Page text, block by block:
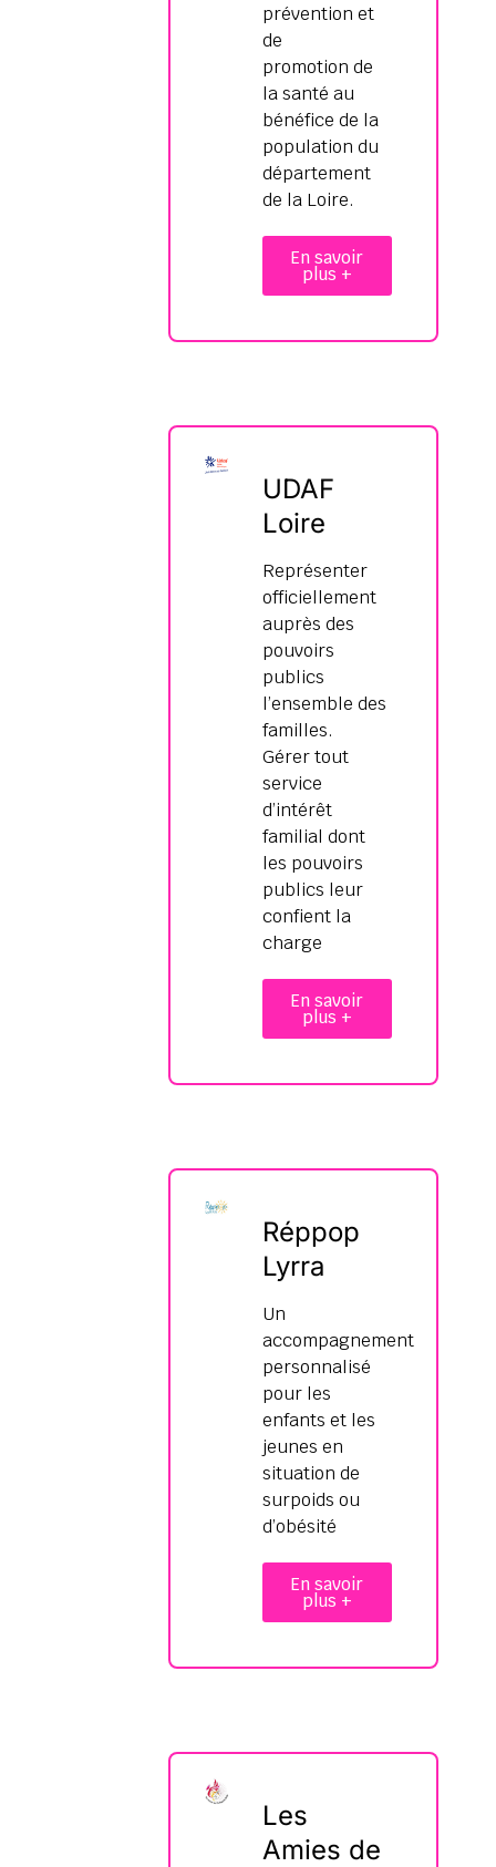
prévention et
de
promotion de
la santé au
bénéfice de la
population du
département
de la Loire.
En savoir
plus +
UDAF
Loire
Représenter
officiellement
auprès des
pouvoirs
publics
l’ensemble des
familles.
Gérer tout
service
d’intérêt
familial dont
les pouvoirs
publics leur
confient la
charge
En savoir
plus +
Réppop
Lyrra
Un
accompagnement
personnalisé
pour les
enfants et les
jeunes en
situation de
surpoids ou
d’obésité
En savoir
plus +
Les
Amies de